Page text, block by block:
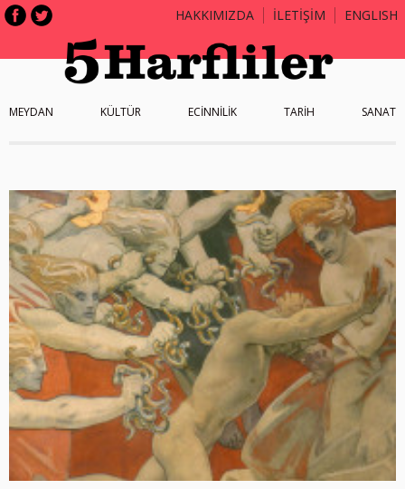
HAKKIMIZDA İLETİŞİM ENGLISH
MEYDAN KÜLTÜR ECİNNİLİK TARİH SANAT